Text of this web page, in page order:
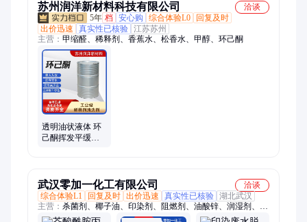
苏州润洋新材料科技有限公司
洽谈
5年 档 安心购 综合体验L0
回复及时
出价迅速
真实性已核验 江苏苏州
主营： 甲缩醛、稀释剂、香蕉水、松香水、甲醇、环己酮
透明油状液体 环
己酮挥发平缓塑
武汉零加一化工有限公司
洽谈
综合体验L1
回复及时 出价迅速 真实性已核验 湖北武汉
主营： 杀菌剂、椰子油、印染剂、阻燃剂、油酸锌、润湿剂、硫
酸铯、催化剂、粘合剂、乳化剂、草酸锰、硫酸锂、石英砂、绝